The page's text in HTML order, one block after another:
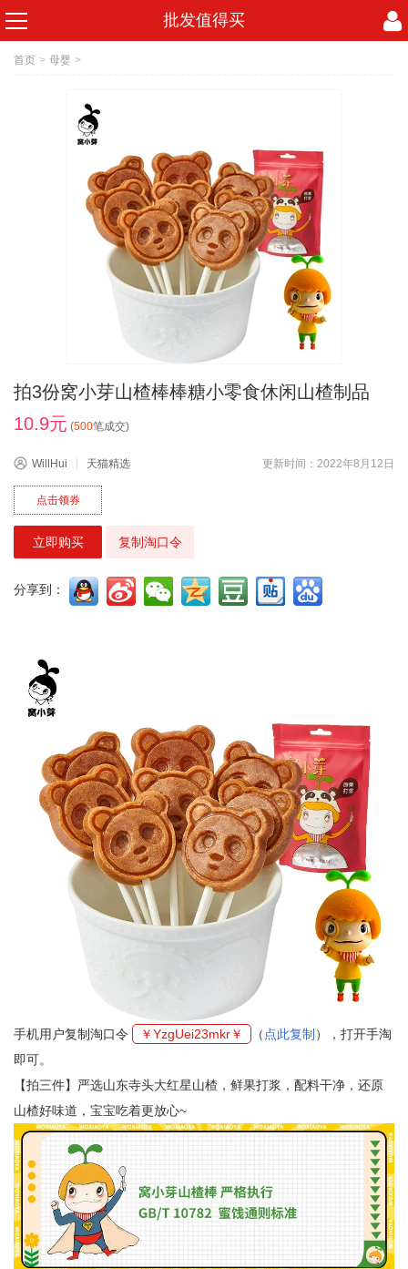
批发值得买
首页 > 母婴 >
拍3份窝小芽山楂棒棒糖小零食休闲山楂制品
10.9元 (500笔成交)
WillHui 天猫精选 更新时间：2022年8月12日
点击领券
立即购买 复制淘口令
分享到：
手机用户复制淘口令 ￥YzgUei23mkr￥ （ 点此复制 ），打开手淘
即可。
【拍三件】严选山东寺头大红星山楂，鲜果打浆，配料干净，还原
山楂好味道，宝宝吃着更放心~